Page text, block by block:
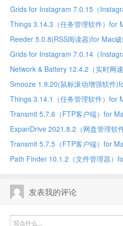
Things 3.14.3（任务管理软件）for
Reeder 5.0.8(RSS阅读器)for Mac
Smooze 1.9.20(鼠标滚动增强软件
Things 3.14.1（任务管理软件）for
Transmit 5.7.6（FTP客户端）for
ExpanDrive 2021.8.2（网盘管理软
Transmit 5.7.5（FTP客户端）for
Path Finder 10.1.2（文件管理器）
发表我的评论